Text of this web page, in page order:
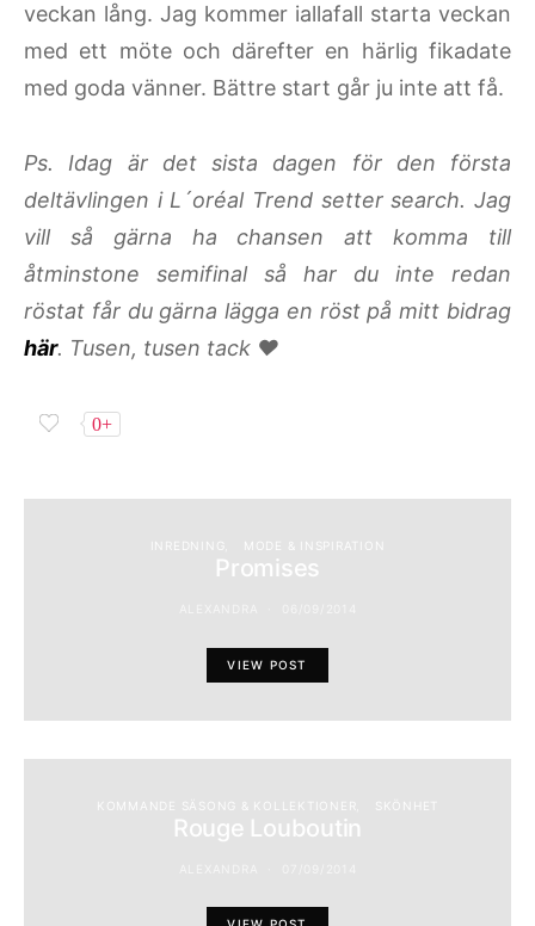
veckan lång. Jag kommer iallafall starta veckan
med ett möte och därefter en härlig fikadate
med goda vänner. Bättre start går ju inte att få.
Ps. Idag är det sista dagen för den första
deltävlingen i L´oréal Trend setter search. Jag
vill så gärna ha chansen att komma till
åtminstone semifinal så har du inte redan
röstat får du gärna lägga en röst på mitt bidrag
här. Tusen, tusen tack ♥
0+
INREDNING MODE & INSPIRATION
Promises
VIEW POST
KOMMANDE SÄSONG & KOLLEKTIONER SKÖNHET
Rouge Louboutin